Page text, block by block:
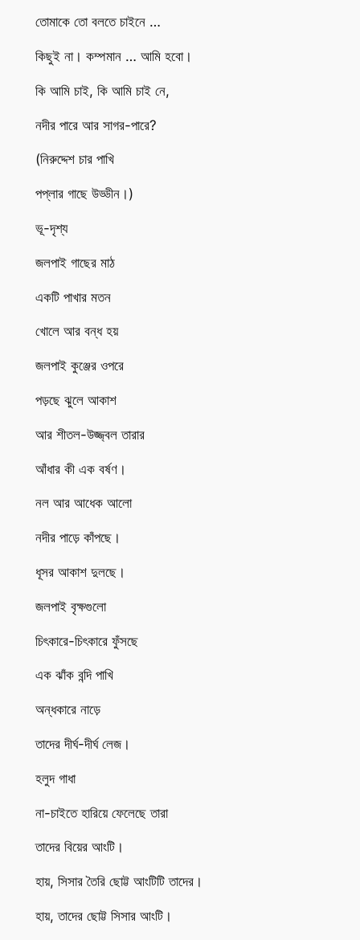
তোমাকে তো বলতে চাইনে …
কিছুই না। কম্পমান … আমি হবো।
কি আমি চাই, কি আমি চাই নে,
নদীর পারে আর সাগর-পারে?
(নিরুদ্দেশ চার পাখি
পপ্লার গাছে উড্ডীন।)
ভূ-দৃশ্য
জলপাই গাছের মাঠ
একটি পাখার মতন
খোলে আর বন্ধ হয়
জলপাই কুঞ্জের ওপরে
পড়ছে ঝুলে আকাশ
আর শীতল-উজ্জ্বল তারার
আঁধার কী এক বর্ষণ।
নল আর আধেক আলো
নদীর পাড়ে কাঁপছে।
ধূসর আকাশ দুলছে।
জলপাই বৃক্ষগুলো
চিৎকারে-চিৎকারে ফুঁসছে
এক ঝাঁক বন্দি পাখি
অন্ধকারে নাড়ে
তাদের দীর্ঘ-দীর্ঘ লেজ।
হলুদ গাধা
না-চাইতে হারিয়ে ফেলেছে তারা
তাদের বিয়ের আংটি।
হায়, সিসার তৈরি ছোট্ট আংটিটি তাদের।
হায়, তাদের ছোট্ট সিসার আংটি।